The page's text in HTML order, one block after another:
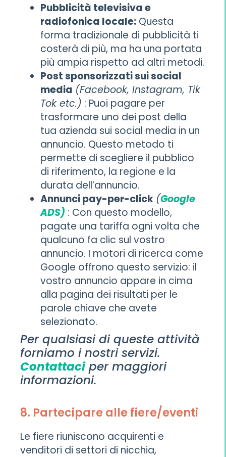
Pubblicità televisiva e
radiofonica locale: Questa
forma tradizionale di pubblicità ti
costerà di più, ma ha una portata
più ampia rispetto ad altri metodi.
Post sponsorizzati sui social
media (Facebook, Instagram, Tik
Tok etc.) : Puoi pagare per
trasformare uno dei post della
tua azienda sui social media in un
annuncio. Questo metodo ti
permette di scegliere il pubblico
di riferimento, la regione e la
durata dell’annuncio.
Annunci pay-per-click (Google
ADS) : Con questo modello,
pagate una tariffa ogni volta che
qualcuno fa clic sul vostro
annuncio. I motori di ricerca come
Google offrono questo servizio: il
vostro annuncio appare in cima
alla pagina dei risultati per le
parole chiave che avete
selezionato.
Per qualsiasi di queste attività
forniamo i nostri servizi.
Contattaci per maggiori
informazioni.
8. Partecipare alle fiere/eventi
Le fiere riuniscono acquirenti e
venditori di settori di nicchia,